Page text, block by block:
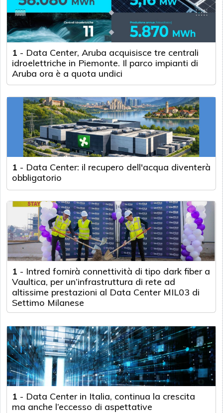
1 - Data Center, Aruba acquisisce tre centrali
idroelettriche in Piemonte. Il parco impianti di
Aruba ora è a quota undici
1 - Data Center: il recupero dell'acqua diventerà
obbligatorio
1 - Intred fornirà connettività di tipo dark fiber a
Vaultica, per un’infrastruttura di rete ad
altissime prestazioni al Data Center MIL03 di
Settimo Milanese
1 - Data Center in Italia, continua la crescita
ma anche l’eccesso di aspettative